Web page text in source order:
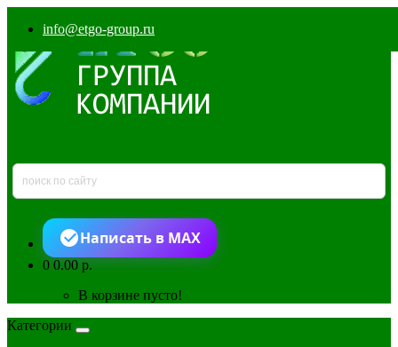
info@etgo-group.ru
Написать в MAX
00.00 р.
В корзине пусто!
Категории